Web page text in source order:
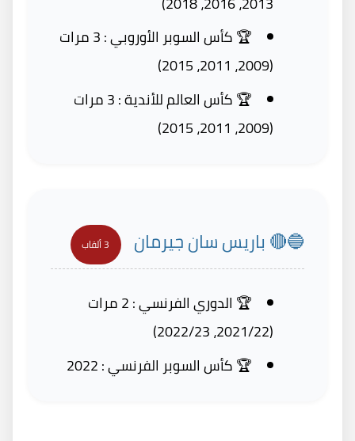
🏆 كأس السوبر الأوروبي : 3 مرات
(2009، 2011، 2015)
🏆 كأس العالم للأندية : 3 مرات
(2009، 2011، 2015)
🔵🔴 باريس سان جيرمان 3 ألقاب
🏆 الدوري الفرنسي : 2 مرات
(2021/22، 2022/23)
🏆 كأس السوبر الفرنسي : 2022